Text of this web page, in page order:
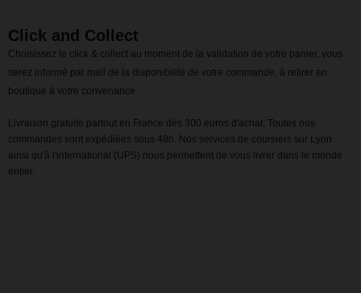
Click and Collect
Choisissez le click & collect au moment de la validation de votre panier, vous
serez informé par mail de la disponibilité de votre commande, à retirer en
boutique à votre convenance.
Livraison gratuite partout en France dès 300 euros d'achat. Toutes nos
commandes sont expédiées sous 48h. Nos services de coursiers sur Lyon
ainsi qu'à l'international (UPS) nous permettent de vous livrer dans le monde
entier.